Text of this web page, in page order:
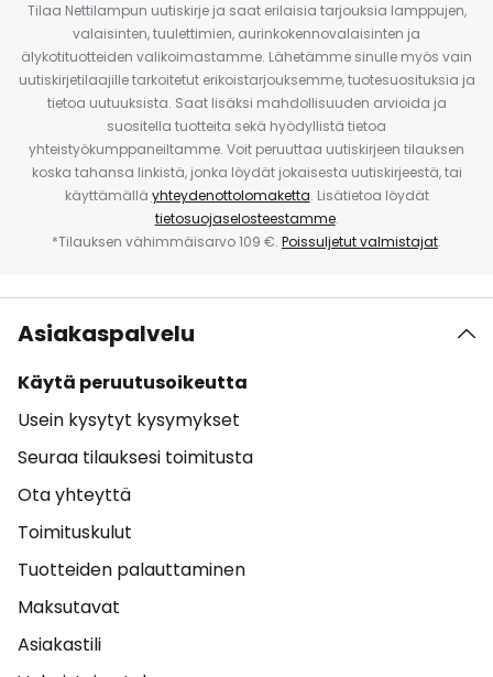
Tilaa Nettilampun uutiskirje ja saat erilaisia tarjouksia lamppujen,
valaisinten, tuulettimien, aurinkokennovalaisinten ja
älykotituotteiden valikoimastamme. Lähetämme sinulle myös vain
uutiskirjetilaajille tarkoitetut erikoistarjouksemme, tuotesuosituksia ja
tietoa uutuuksista. Saat lisäksi mahdollisuuden arvioida ja
suositella tuotteita sekä hyödyllistä tietoa
yhteistyökumppaneiltamme. Voit peruuttaa uutiskirjeen tilauksen
koska tahansa linkistä, jonka löydät jokaisesta uutiskirjeestä, tai
käyttämällä yhteydenottolomaketta. Lisätietoa löydät
tietosuojaselosteestamme.
*Tilauksen vähimmäisarvo 109 €. Poissuljetut valmistajat.
Asiakaspalvelu
Käytä peruutusoikeutta
Usein kysytyt kysymykset
Seuraa tilauksesi toimitusta
Ota yhteyttä
Toimituskulut
Tuotteiden palauttaminen
Maksutavat
Asiakastili